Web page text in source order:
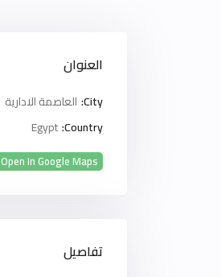
العنوان
City: العاصمة الادارية
Country:
Egypt
Open In Google Maps
تفاصيل